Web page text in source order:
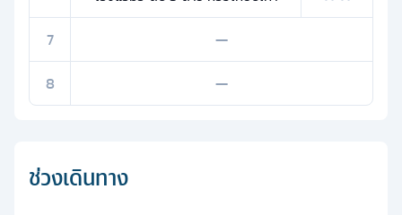
7
—
8
—
ช่วงเดินทาง